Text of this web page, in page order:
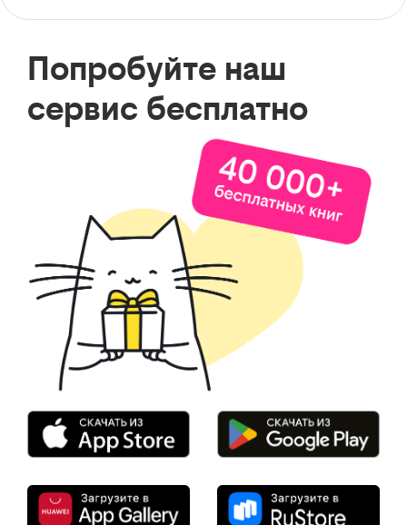
Попробуйте наш
сервис бесплатно